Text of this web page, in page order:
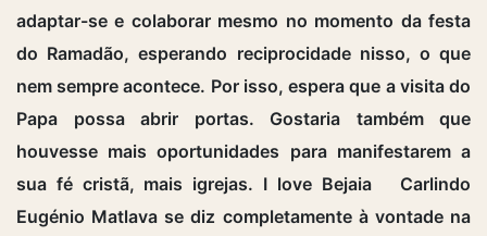
adaptar-se e colaborar mesmo no momento da festa
do Ramadão, esperando reciprocidade nisso, o que
nem sempre acontece. Por isso, espera que a visita do
Papa possa abrir portas. Gostaria também que
houvesse mais oportunidades para manifestarem a
sua fé cristã, mais igrejas. I love Bejaia Carlindo
Eugénio Matlava se diz completamente à vontade na